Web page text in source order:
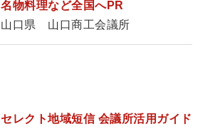
名物料理など全国へPR
山口県 山口商工会議所
セレクト地域短信 会議所活用ガイド